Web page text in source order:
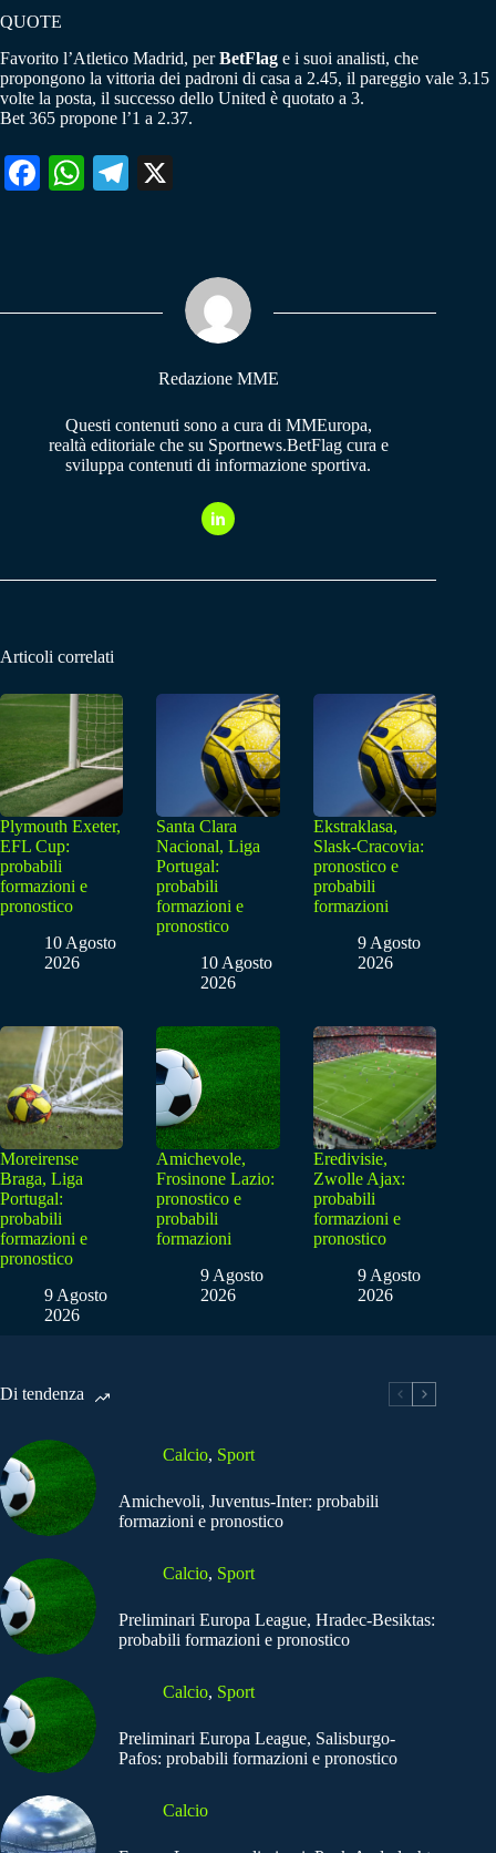
QUOTE
Favorito l’Atletico Madrid, perBetFlag e i suoi analisti, che
propongono la vittoria dei padroni di casa a 2.45, il pareggio vale 3.15
volte la posta, il successo dello United è quotato a 3.
Bet 365 propone l’1 a 2.37.
Fa W
pp
Te
m
Redazione MME
Questi contenuti sono a cura di MMEuropa,
realtà editoriale che su Sportnews.BetFlag cura e
sviluppa contenuti di informazione sportiva.
Articoli correlati
Plymouth Exeter,
EFL Cup:
probabili
formazioni e
pronostico
10 Agosto
2026
Santa Clara
Nacional, Liga
Portugal:
probabili
formazioni e
pronostico
10 Agosto
2026
Ekstraklasa,
Slask-Cracovia:
pronostico e
probabili
formazioni
9 Agosto
2026
Moreirense
Braga, Liga
Portugal:
probabili
formazioni e
pronostico
9 Agosto
2026
Amichevole,
Frosinone Lazio:
pronostico e
probabili
formazioni
9 Agosto
2026
Eredivisie,
Zwolle Ajax:
probabili
formazioni e
pronostico
9 Agosto
2026
Di tendenza
Calcio, Sport
Amichevoli, Juventus-Inter: probabili
formazioni e pronostico
Calcio, Sport
Preliminari Europa League, Hradec-Besiktas:
probabili formazioni e pronostico
Calcio, Sport
Preliminari Europa League, Salisburgo-
Pafos: probabili formazioni e pronostico
Calcio